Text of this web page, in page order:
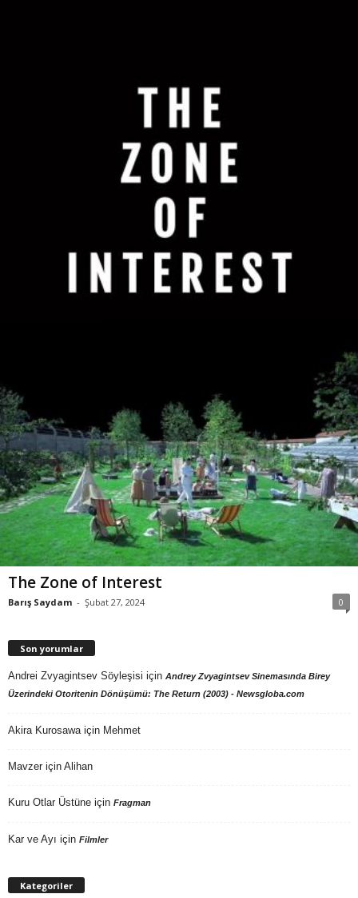
The Zone of Interest
Barış Saydam - Şubat 27, 2024 0
Son yorumlar
Andrei Zvyagintsev Söyleşisi için Andrey Zvyagintsev Sinemasında Birey
Üzerindeki Otoritenin Dönüşümü: The Return (2003) - Newsgloba.com
Akira Kurosawa için Mehmet
Mavzer için Alihan
Kuru Otlar Üstüne için Fragman
Kar ve Ayı için Filmler
Kategoriler